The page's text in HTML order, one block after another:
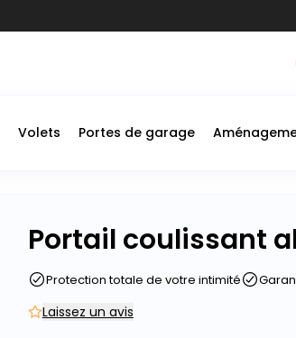
Volets Portes de garage
Portail coulissant
Protection totale de votre intimité
Laissez un avis